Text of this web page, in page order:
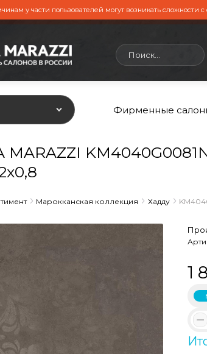
у части пользователей могут возникать сложности
Фирменные
MARAZZI
Марокканская коллекция Хадду
1